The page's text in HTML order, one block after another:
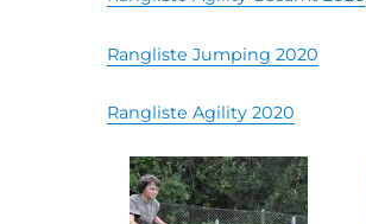
Rangliste Jumping 2020
Rangliste Agility 2020